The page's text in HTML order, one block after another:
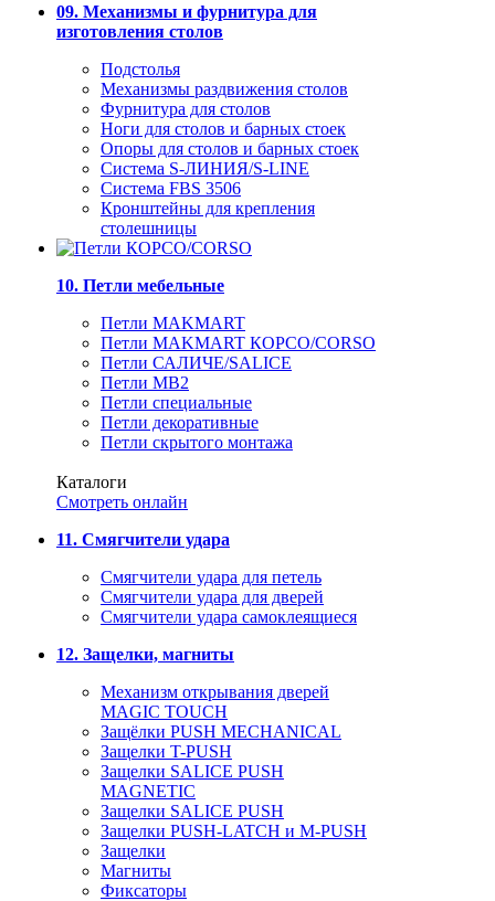
09. Механизмы и фурнитура для
изготовления столов
Подстолья
Механизмы раздвижения столов
Фурнитура для столов
Ноги для столов и барных стоек
Опоры для столов и барных стоек
Система S-ЛИНИЯ/S-LINE
Система FBS 3506
Кронштейны для крепления
столешницы
10. Петли мебельные
Петли MAKMART
Петли MAKMART КОРСО/CORSO
Петли САЛИЧЕ/SALICE
Петли MB2
Петли специальные
Петли декоративные
Петли скрытого монтажа
Каталоги
Смотреть онлайн
11. Смягчители удара
Смягчители удара для петель
Смягчители удара для дверей
Cмягчители удара самоклеящиеся
12. Защелки, магниты
Механизм открывания дверей
MAGIC TOUCH
Защёлки PUSH MECHANICAL
Защелки T-PUSH
Защелки SALICE PUSH
MAGNETIC
Защелки SALICE PUSH
Защелки PUSH-LATCH и M-PUSH
Защелки
Магниты
Фиксаторы